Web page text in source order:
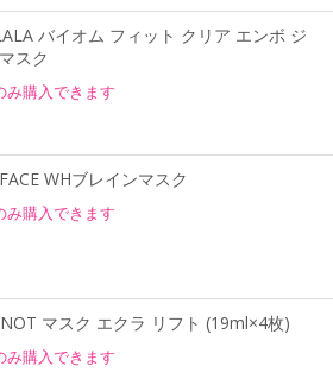
バイオム フィット クリア エンボ ジ
スク
み購入できます
WHブレインマスク
み購入できます
マスク エクラ リフト (19ml×4枚)
み購入できます